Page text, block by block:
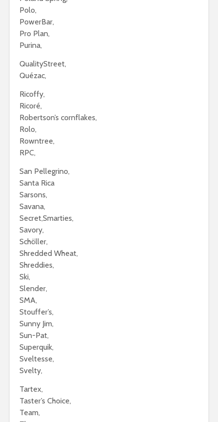
Polo,
PowerBar,
Pro Plan,
Purina,
QualityStreet,
Quézac,
Ricoffy,
Ricoré,
Robertson’s cornflakes,
Rolo,
Rowntree,
RPC,
San Pellegrino,
Santa Rica
Sarsons,
Savana,
Secret,Smarties,
Savory,
Schöller,
Shredded Wheat,
Shreddies,
Ski,
Slender,
SMA,
Stouffer’s,
Sunny Jim,
Sun-Pat,
Superquik,
Sveltesse,
Svelty,
Tartex,
Taster’s Choice,
Team,